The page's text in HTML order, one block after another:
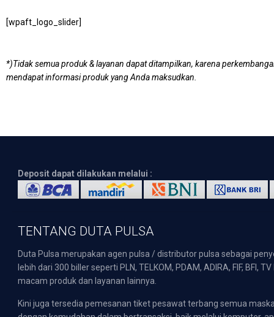
[wpaft_logo_slider]
*)Tidak semua produk & layanan dapat ditampilkan, karena
mendapat informasi produk yang Anda maksudkan.
Deposit dapat dilakukan melalui :
TENTANG DUTA PULSA
Duta Pulsa merupakan agen pulsa / distributor pulsa sebagai
lebih dari 300 biller seperti PLN, TELKOM, PDAM, ADIRA, FIF,
macam produk dan layanan lainnya.
Kini juga tersedia pemesanan tiket pesawat terbang semua